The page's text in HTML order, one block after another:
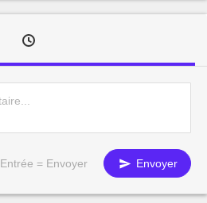
Entrée = Envoyer Envoyer